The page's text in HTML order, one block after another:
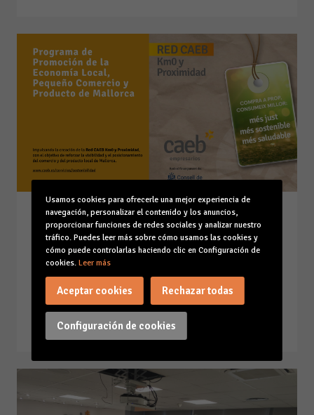
CAEB crea la Red KM0 y
Proximidad para reforzar la
visibilidad y el posicionamiento
del comercio y del producto
local de Mallorca.
29-05-26
Leer la noticia
Usamos cookies para ofrecerle una mejor experiencia de
navegación, personalizar el contenido y los anuncios,
proporcionar funciones de redes sociales y analizar nuestro
tráfico. Puedes leer más sobre cómo usamos las cookies y
cómo puede controlarlas haciendo clic en Configuración de
cookies. Leer más
Configuración de cookies
Aceptar cookies Rechazar todas